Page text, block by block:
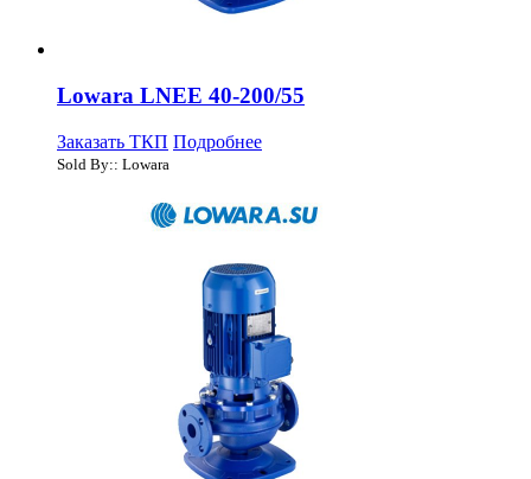
Lowara LNEE 40-200/55
Заказать ТКП Подробнее
Sold By:: Lowara